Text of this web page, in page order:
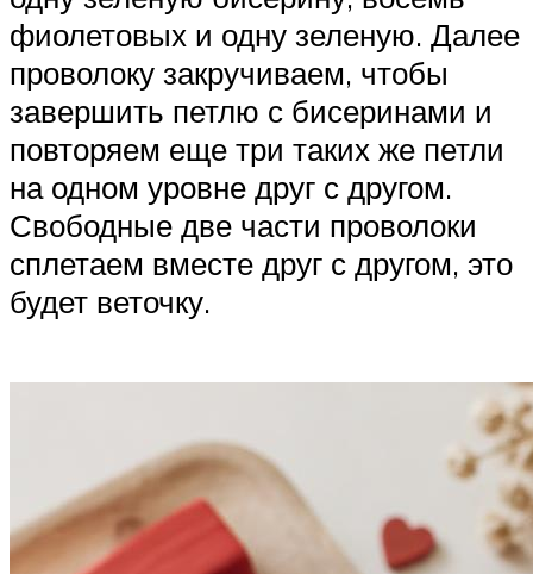
фиолетовых и одну зеленую. Далее
проволоку закручиваем, чтобы
завершить петлю с бисеринами и
повторяем еще три таких же петли
на одном уровне друг с другом.
Свободные две части проволоки
сплетаем вместе друг с другом, это
будет веточку.